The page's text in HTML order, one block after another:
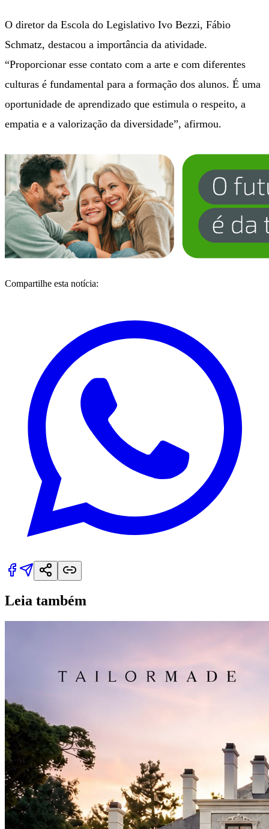
O diretor da Escola do Legislativo Ivo Bezzi, Fábio
Schmatz, destacou a importância da atividade.
“Proporcionar esse contato com a arte e com diferentes
culturas é fundamental para a formação dos alunos. É uma
oportunidade de aprendizado que estimula o respeito, a
empatia e a valorização da diversidade”, afirmou.
Compartilhe esta notícia:
Leia também